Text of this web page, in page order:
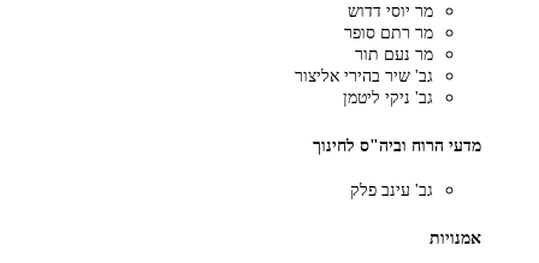
מר יוסי דדוש
מר רתם סופר
מר נעם תור
גב' שיר בהירי אליצור
גב' ניקי ליטמן
מדעי הרוח וביה"ס לחינוך
גב' עינב פלק
אמנויות